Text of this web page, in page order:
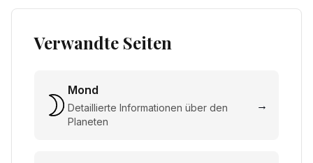
Verwandte Seiten
Mond
Detaillierte Informationen über den
Planeten
→